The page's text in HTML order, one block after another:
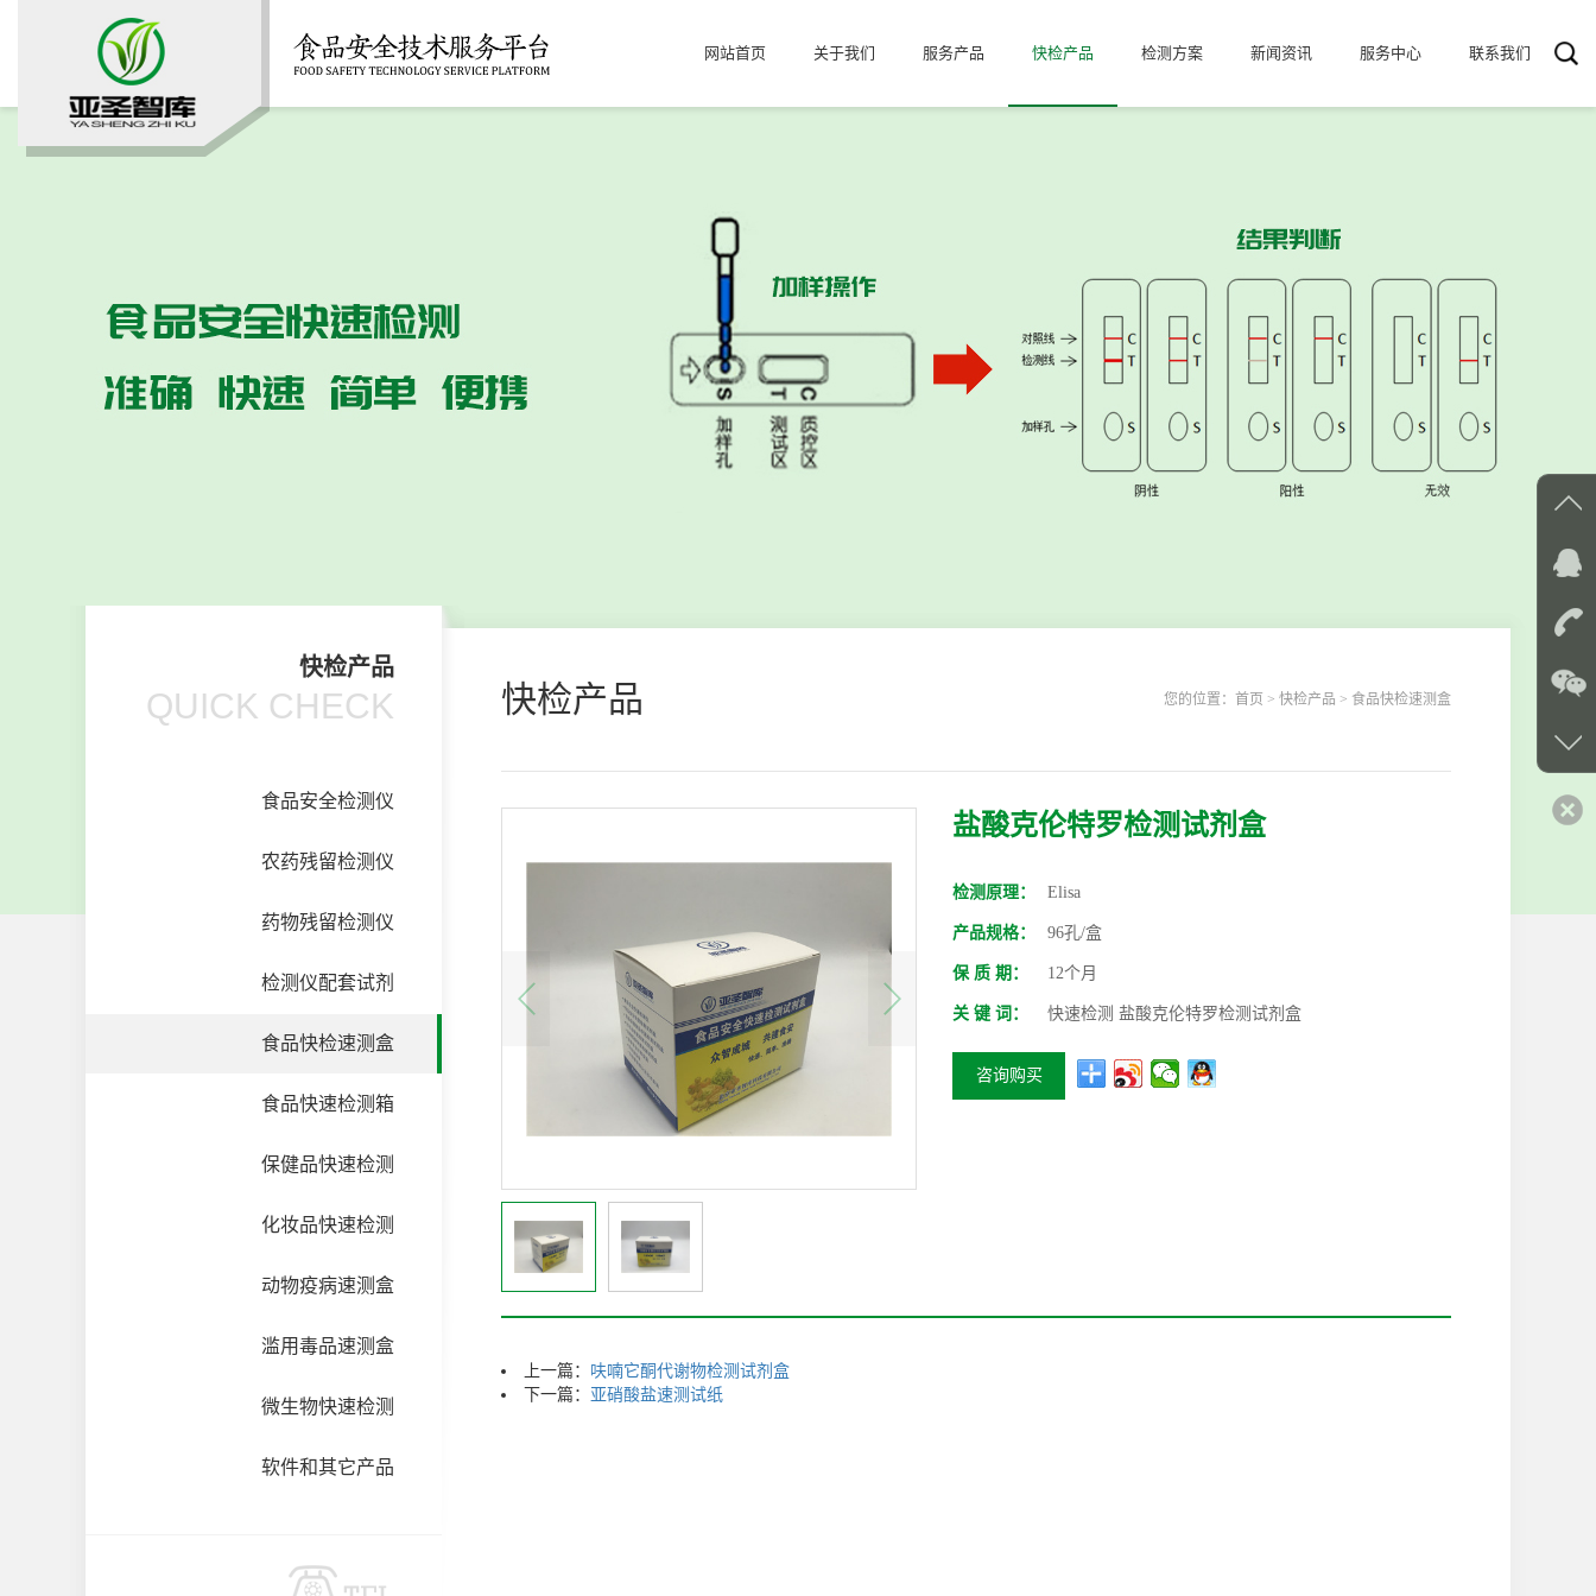
网站首页 关于我们 服务产品 快检产品 检测方案 新闻资讯 服务中心 联系我们
快检产品
QUICK CHECK
食品安全检测仪
农药残留检测仪
药物残留检测仪
检测仪配套试剂
食品快检速测盒
食品快速检测箱
保健品快速检测
化妆品快速检测
动物疫病速测盒
滥用毒品速测盒
微生物快速检测
软件和其它产品
快检产品 您的位置： 首页 > 快检产品 > 食品快检速测盒
盐酸克伦特罗检测试剂盒
检测原理： Elisa
产品规格： 96孔/盒
保 质 期： 12个月
关 键 词： 快速检测 盐酸克伦特罗检测试剂盒
咨询购买
上一篇： 呋喃它酮代谢物检测试剂盒
下一篇： 亚硝酸盐速测试纸